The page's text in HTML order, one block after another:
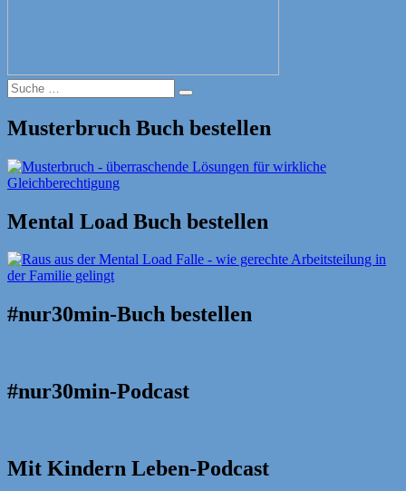
Suche
nach:
Suche
Musterbruch Buch bestellen
Mental Load Buch bestellen
#nur30min-Buch bestellen
#nur30min-Podcast
Mit Kindern Leben-Podcast